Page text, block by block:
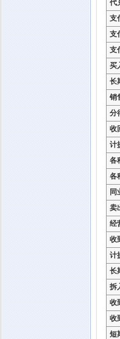
代
支
支
支
买
长
销
分
收
计
各
各
同
卖
经
收
计
长
拆
收
收
短